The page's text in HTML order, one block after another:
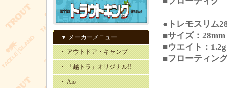
▼ メーカーメニュー
・ アウトドア・キャンプ
・ 「越トラ」オリジナル!!
・ Aio
●トレモスリム
■サイズ：28mm
■ウエイト：1.2g
■フローティン